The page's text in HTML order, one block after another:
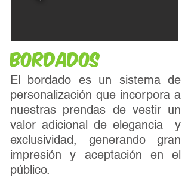
BORDADOs
El bordado es un sistema de
personalización que incorpora a
nuestras prendas de vestir un
valor adicional de elegancia y
exclusividad, generando gran
impresión y aceptación en el
público.